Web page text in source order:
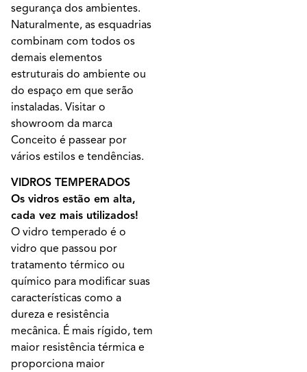
segurança dos ambientes.
Naturalmente, as esquadrias
combinam com todos os
demais elementos
estruturais do ambiente ou
do espaço em que serão
instaladas. Visitar o
showroom da marca
Conceito é passear por
vários estilos e tendências.
VIDROS TEMPERADOS
Os vidros estão em alta,
cada vez mais utilizados!
O vidro temperado é o
vidro que passou por
tratamento térmico ou
químico para modificar suas
características como a
dureza e resistência
mecânica. É mais rígido, tem
maior resistência térmica e
proporciona maior